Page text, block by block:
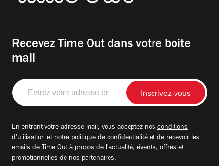
Recevez Time Out dans votre boite
mail
Entrez
votre
adresse
En entrant votre adresse mail, vous acceptez nos conditions
d'utilisation et notre politique de confidentialité et de recevoir les
emails de Time Out à propos de l'actualité, évents, offres et
promotionnelles de nos partenaires.